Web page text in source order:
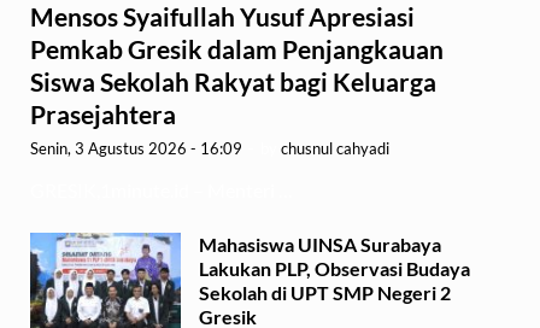
Mensos Syaifullah Yusuf Apresiasi
Pemkab Gresik dalam Penjangkauan
Siswa Sekolah Rakyat bagi Keluarga
Prasejahtera
Senin, 3 Agustus 2026 - 16:09 chusnul cahyadi
Mahasiswa UINSA Surabaya
Lakukan PLP, Observasi Budaya
Sekolah di UPT SMP Negeri 2
Gresik